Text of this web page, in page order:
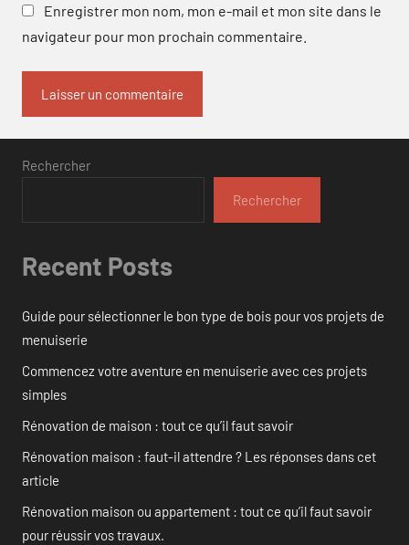
Enregistrer mon nom, mon e-mail et mon site dans le
navigateur pour mon prochain commentaire.
Rechercher
Rechercher
Recent Posts
Guide pour sélectionner le bon type de bois pour vos projets de
menuiserie
Commencez votre aventure en menuiserie avec ces projets
simples
Rénovation de maison : tout ce qu’il faut savoir
Rénovation maison : faut-il attendre ? Les réponses dans cet
article
Rénovation maison ou appartement : tout ce qu’il faut savoir
pour réussir vos travaux.